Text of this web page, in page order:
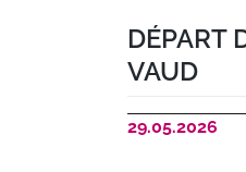
DÉPART
VAUD
29.05.2026